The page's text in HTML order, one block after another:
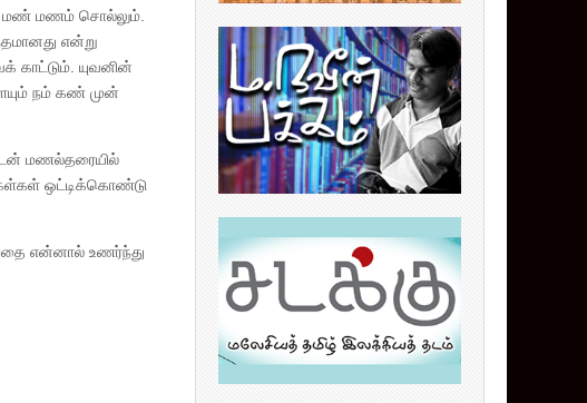
மண் மணம் சொல்லும்.
என்று
யுவனின்
நம் கண் முன்
மணல்தரையில்
துகள்கள் ஒட்டிக்கொண்டு
என்னால் உணர்ந்து